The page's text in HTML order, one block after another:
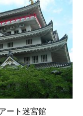
ート迷宮館